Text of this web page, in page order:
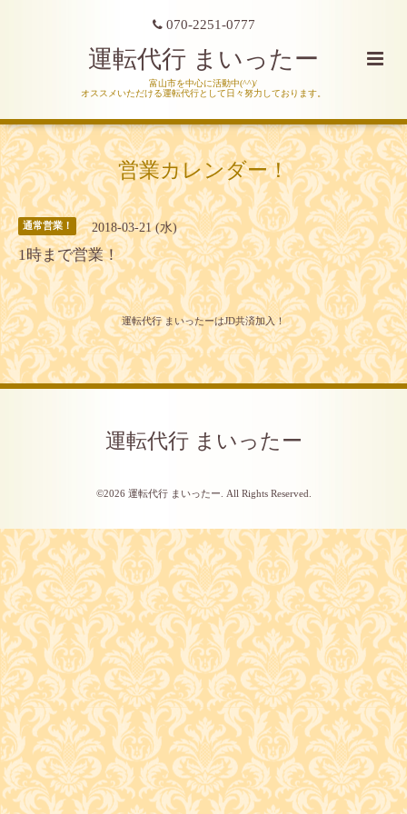
070-2251-0777
運転代行 まいったー
富山市を中心に活動中(^^)/
オススメいただける運転代行として日々努力しております。
営業カレンダー！
通常営業！ 2018-03-21 (水)
1時まで営業！
運転代行 まいったーはJD共済加入！
運転代行 まいったー
©2026 運転代行 まいったー . All Rights Reserved.